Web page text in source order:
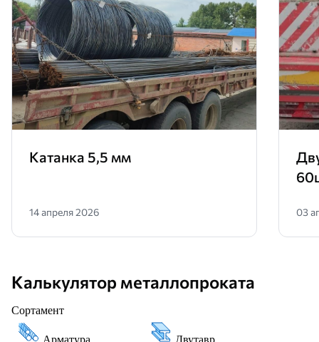
Катанка 5,5 мм
14 апреля 2026 03
Калькулятор металлопроката